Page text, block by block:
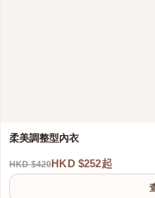
柔美調整型內衣
HKD $420HKD $252起